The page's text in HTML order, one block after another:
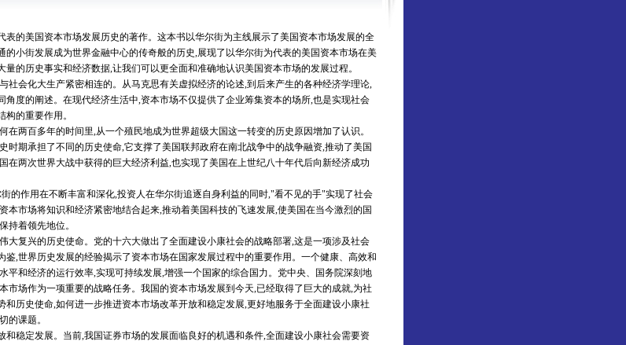
的美国资本市场发展历史的著作。这本书以华尔街为主线展示了美国资本市场发展的全
的小街发展成为世界金融中心的传奇般的历史,展现了以华尔街为代表的美国资本市场在美
的历史事实和经济数据,让我们可以更全面和准确地认识美国资本市场的发展过程。
会化大生产紧密相连的。从马克思有关虚拟经济的论述,到后来产生的各种经济学理论,
度的阐述。在现代经济生活中,资本市场不仅提供了企业筹集资本的场所,也是实现社会
的重要作用。
两百多年的时间里,从一个殖民地成为世界超级大国这一转变的历史原因增加了认识。
时期承担了不同的历史使命,它支撑了美国联邦政府在南北战争中的战争融资,推动了美国
在两次世界大战中获得的巨大经济利益,也实现了美国在上世纪八十年代后向新经济成功
作用在不断丰富和深化,投资人在华尔街追逐自身利益的同时,"看不见的手"实现了社会
本市场将知识和经济紧密地结合起来,推动着美国科技的飞速发展,使美国在当今激烈的国
持着领先地位。
复兴的历史使命。党的十六大做出了全面建设小康社会的战略部署,这是一项涉及社会
,世界历史发展的经验揭示了资本市场在国家发展过程中的重要作用。一个健康、高效和
平和经济的运行效率,实现可持续发展,增强一个国家的综合国力。党中央、国务院深刻地
市场作为一项重要的战略任务。我国的资本市场发展到今天,已经取得了巨大的成就,为社
历史使命,如何进一步推进资本市场改革开放和稳定发展,更好地服务于全面建设小康社
的课题。
稳定发展。当前,我国证券市场的发展面临良好的机遇和条件,全面建设小康社会需要资